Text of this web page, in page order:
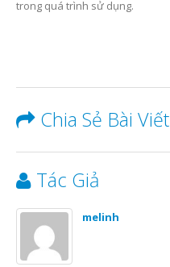
trong quá trình sử dụng.
Chia Sẻ Bài Viết
Tác Giả
melinh